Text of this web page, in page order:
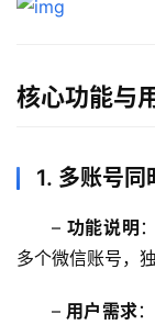
核心功能与
1. 多账号同
– 功能说明
多个微信账号，
– 用户需求